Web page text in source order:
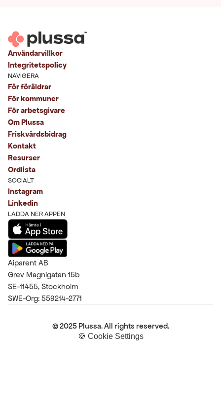
Användarvillkor
Integritetspolicy
NAVIGERA
För föräldrar
För kommuner
För arbetsgivare
Om Plussa
Friskvårdsbidrag
Kontakt
Resurser
Ordlista
SOCIALT
Instagram
Linkedin
LADDA NER APPEN
Aiparent AB
Grev Magnigatan 15b
SE-11455, Stockholm
SWE-Org: 559214-2771
© 2025 Plussa. All rights reserved.
🍪 Cookie Settings